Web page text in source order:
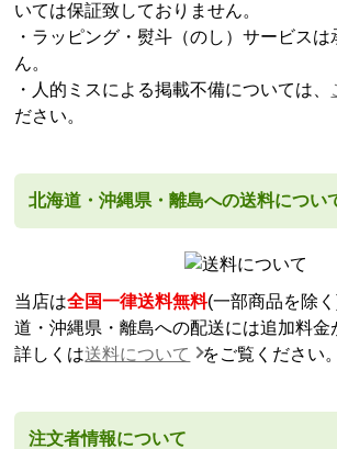
いては保証致しておりません。
・ラッピング・熨斗（のし）サービス
ん。
・人的ミスによる掲載不備については、
ださい。
北海道・沖縄県・離島への送料につい
当店は全国一律送料無料(一部商品を除
道・沖縄県・離島への配送には追加料金
詳しくは送料について をご覧ください。
注文者情報について